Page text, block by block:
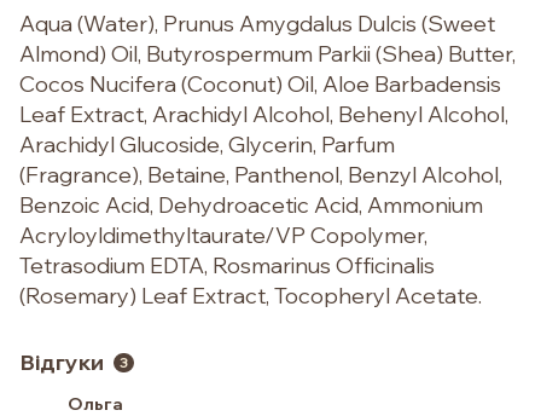
Aqua (Water), Prunus Amygdalus Dulcis (Sweet
Almond) Oil, Butyrospermum Parkii (Shea) Butter,
Cocos Nucifera (Coconut) Oil, Aloe Barbadensis
Leaf Extract, Arachidyl Alcohol, Behenyl Alcohol,
Arachidyl Glucoside, Glycerin, Parfum
(Fragrance), Betaine, Panthenol, Benzyl Alcohol,
Benzoic Acid, Dehydroacetic Acid, Ammonium
Acryloyldimethyltaurate/VP Copolymer,
Tetrasodium EDTA, Rosmarinus Officinalis
(Rosemary) Leaf Extract, Tocopheryl Acetate.
Відгуки 3
Ольга